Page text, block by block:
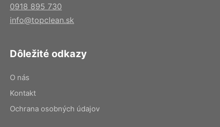
0918 895 730
info@topclean.sk
Dôležité odkazy
O nás
Kontakt
Ochrana osobných údajov